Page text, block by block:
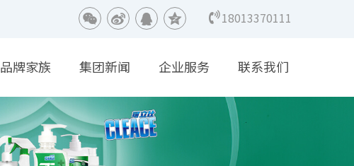
18013370111
品牌家族 集团新闻 企业服务 联系我们